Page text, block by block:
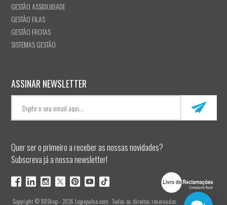
GESTÃO ASSIDUIDADE
GESTÃO FILAS
GESTÃO FROTAS
SISTEMAS GESTÃO
ASSINAR NEWSLETTER
Quer ser o primeiro a receber as nossas novidades?
Subscreva já a nossa newsletter!
Copyright © BBShop - 2026 Logicpulse.com. Todos os direitos reservados.